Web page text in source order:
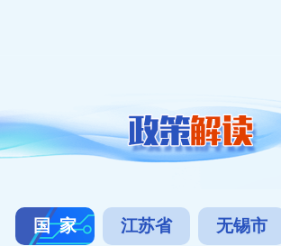
国 家 江苏省 无锡市